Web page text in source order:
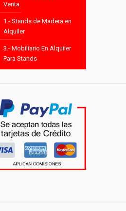
Venta
1.- Stands de Madera en
Alquiler
3.- Mobiliario En Alquiler
Para Stands